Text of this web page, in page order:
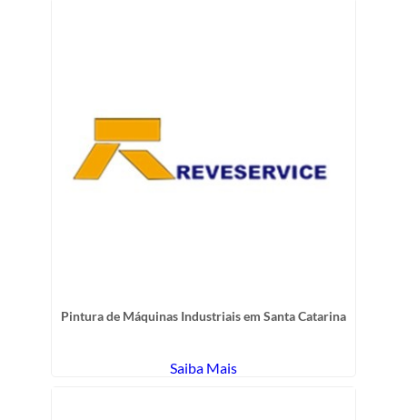
Pintura de Máquinas Industriais em Santa Catarina
Saiba Mais